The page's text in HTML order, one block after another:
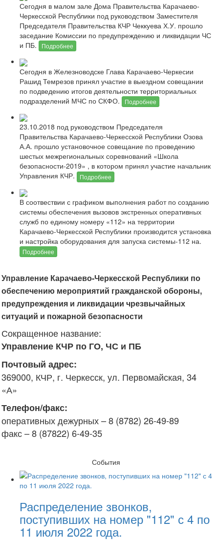
Сегодня в малом зале Дома Правительства Карачаево-
Черкесской Республики под руководством Заместителя
Председателя Правительства КЧР Чеккуева Х.У. прошло
заседание Комиссии по предупреждению и ликвидации ЧС
и ПБ.
Подробнее
Сегодня в Железноводске Глава Карачаево-Черкесии
Рашид Темрезов принял участие в выездном совещании
по подведению итогов деятельности территориальных
подразделений МЧС по СКФО.
Подробнее
23.10.2018 под руководством Председателя
Правительства Карачаево-Черкесской Республики Озова
А.А. прошло установочное совещание по проведению
шестых межрегиональных соревнований «Школа
безопасности-2019» , в котором принял участие начальник
Управления КЧР.
Подробнее
В соотвествии с графиком выполнения работ по созданию
системы обеспечения вызовов экстренных оперативных
служб по единому номеру «112» на территории
Карачаево-Черкесской Республики производится установка
и настройка оборудования для запуска системы-112 на.
Подробнее
Управление Карачаево-Черкесской Республики по
обеспечению мероприятий гражданской обороны,
предупреждения и ликвидации чрезвычайных
ситуаций и пожарной безопасности
Сокращенное название:
Управление КЧР по ГО, ЧС и ПБ
Почтовый адрес:
369000, КЧР, г. Черкесск, ул. Первомайская, 34
«А»
Телефон/факс:
оперативных дежурных – 8 (8782) 26-49-89
факс – 8 (87822) 6-49-35
События
Распределение звонков,
поступивших на номер "112" с 4 по
11 июля 2022 года.